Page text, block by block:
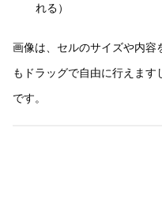
れる）
画像は、セルのサイズや内容
もドラッグで自由に行えま
です。